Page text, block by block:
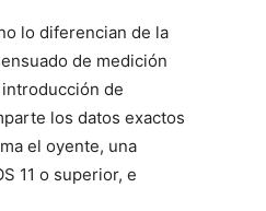
lo diferencian de la
de medición
de
los datos exactos
el oyente, una
11 o superior, e